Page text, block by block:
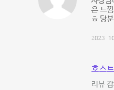
은 느
ㅎ 당
2023-
호스
리뷰